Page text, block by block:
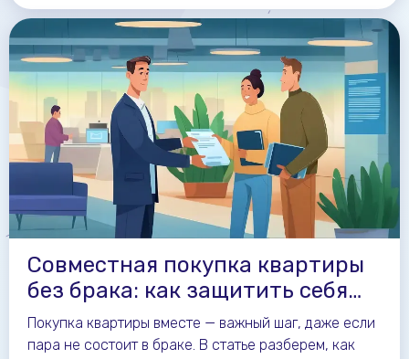
Совместная покупка квартиры
без брака: как защитить себя
юридически
Покупка квартиры вместе — важный шаг, даже если
пара не состоит в браке. В статье разберем, как